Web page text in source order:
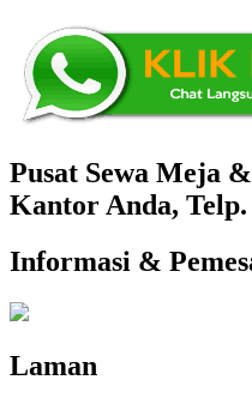
Pusat Sewa Meja
Kantor Anda, Telp.
Informasi &
Laman